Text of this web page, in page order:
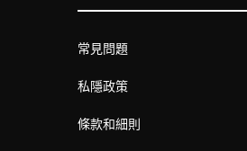
常見問題
私隱政策
條款和細則